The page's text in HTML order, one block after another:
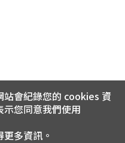
站會紀錄您的 cookies 資
您同意我們使用
更多資訊。